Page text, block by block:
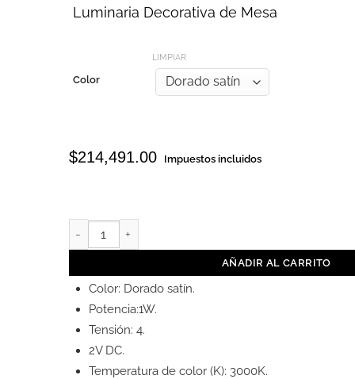
Luminaria Decorativa de Mesa
$214,491.00 Impuestos incluidos
Color
LIMPIAR
HOOK cantidad
AÑADIR AL CARRITO
Color: Dorado satín.
Potencia:1W.
Tensión: 4.
2V DC.
Temperatura de color (K): 3000K.